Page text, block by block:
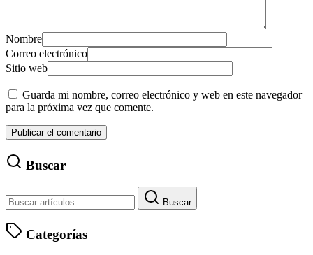
Nombre
Correo electrónico
Sitio web
Guarda mi nombre, correo electrónico y web en este navegador
para la próxima vez que comente.
Buscar
Buscar
Categorías